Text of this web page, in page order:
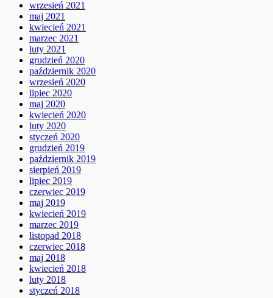
wrzesień 2021
maj 2021
kwiecień 2021
marzec 2021
luty 2021
grudzień 2020
październik 2020
wrzesień 2020
lipiec 2020
maj 2020
kwiecień 2020
luty 2020
styczeń 2020
grudzień 2019
październik 2019
sierpień 2019
lipiec 2019
czerwiec 2019
maj 2019
kwiecień 2019
marzec 2019
listopad 2018
czerwiec 2018
maj 2018
kwiecień 2018
luty 2018
styczeń 2018